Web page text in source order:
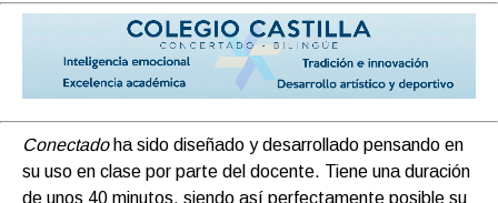
Conectadoha sido diseñado y desarrollado pensando en
su uso en clase por parte del docente. Tiene una duración
de unos 40 minutos, siendo así perfectamente posible su